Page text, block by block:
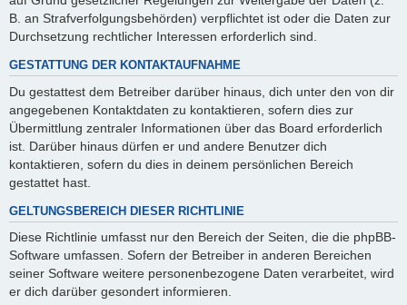
B. an Strafverfolgungsbehörden) verpflichtet ist oder die Daten zur
Durchsetzung rechtlicher Interessen erforderlich sind.
GESTATTUNG DER KONTAKTAUFNAHME
Du gestattest dem Betreiber darüber hinaus, dich unter den von dir
angegebenen Kontaktdaten zu kontaktieren, sofern dies zur
Übermittlung zentraler Informationen über das Board erforderlich
ist. Darüber hinaus dürfen er und andere Benutzer dich
kontaktieren, sofern du dies in deinem persönlichen Bereich
gestattet hast.
GELTUNGSBEREICH DIESER RICHTLINIE
Diese Richtlinie umfasst nur den Bereich der Seiten, die die phpBB-
Software umfassen. Sofern der Betreiber in anderen Bereichen
seiner Software weitere personenbezogene Daten verarbeitet, wird
er dich darüber gesondert informieren.